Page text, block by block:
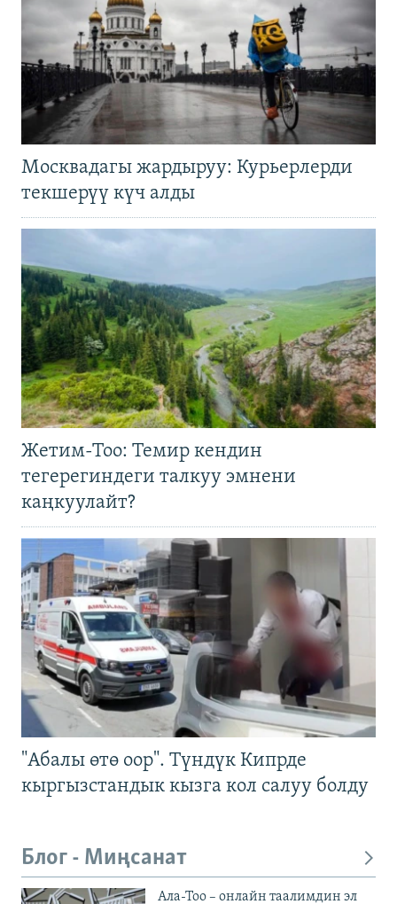
Москвадагы жардыруу: Курьерлерди
текшерүү күч алды
Жетим-Тоо: Темир кендин
тегерегиндеги талкуу эмнени
каңкуулайт?
"Абалы өтө оор". Түндүк Кипрде
кыргызстандык кызга кол салуу болду
Блог - Миңсанат
Ала-Тоо – онлайн таалимдин эл